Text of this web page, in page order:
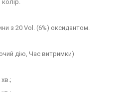
з 20 Vol. (6%) оксидантом.
дію, Час витримки)